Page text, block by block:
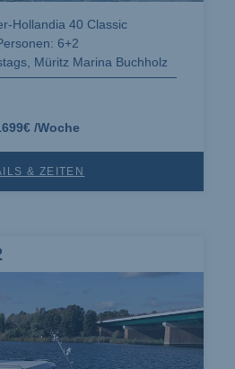
Hollandia 40 Classic
6+2
Müritz Marina Buchholz
/Woche
& ZEITEN